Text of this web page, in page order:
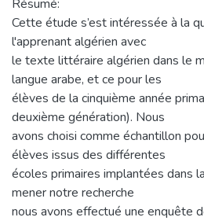
Résumé:
Cette étude s’est intéressée à la
l'apprenant algérien avec
le texte littéraire algérien dans le
langue arabe, et ce pour les
élèves de la cinquième année
deuxième génération). Nous
avons choisi comme échantillon
élèves issus des différentes
écoles primaires implantées dans
mener notre recherche
nous avons effectué une enquête